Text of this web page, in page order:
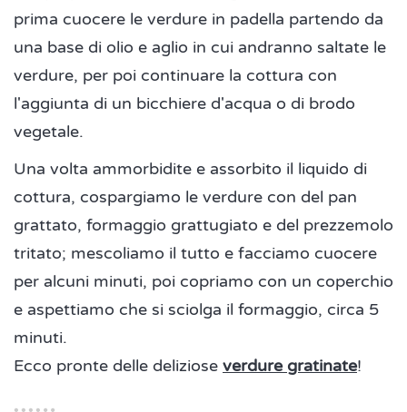
prima cuocere le verdure in padella partendo da
una base di olio e aglio in cui andranno saltate le
verdure, per poi continuare la cottura con
l'aggiunta di un bicchiere d'acqua o di brodo
vegetale.
Una volta ammorbidite e assorbito il liquido di
cottura, cospargiamo le verdure con del pan
grattato, formaggio grattugiato e del prezzemolo
tritato; mescoliamo il tutto e facciamo cuocere
per alcuni minuti, poi copriamo con un coperchio
e aspettiamo che si sciolga il formaggio, circa 5
minuti.
Ecco pronte delle deliziose verdure gratinate!